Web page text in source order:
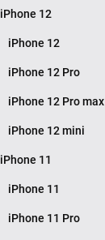
iPhone 12
iPhone 12
iPhone 12 Pro
iPhone 12 Pro max
iPhone 12 mini
iPhone 11
iPhone 11
iPhone 11 Pro